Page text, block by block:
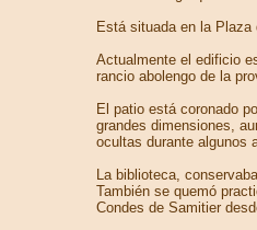
Está situada en la
Actualmente el edificio
rancio abolengo de la
El patio está coronado
grandes dimensiones,
ocultas durante algunos
La biblioteca,
También se quemó
Condes de Samitier